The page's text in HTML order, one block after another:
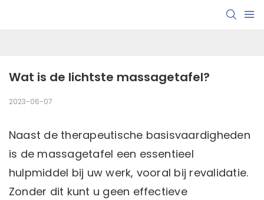
Wat is de lichtste massagetafel?
2023-06-07
Naast de therapeutische basisvaardigheden
is de massagetafel een essentieel
hulpmiddel bij uw werk, vooral bij revalidatie.
Zonder dit kunt u geen effectieve